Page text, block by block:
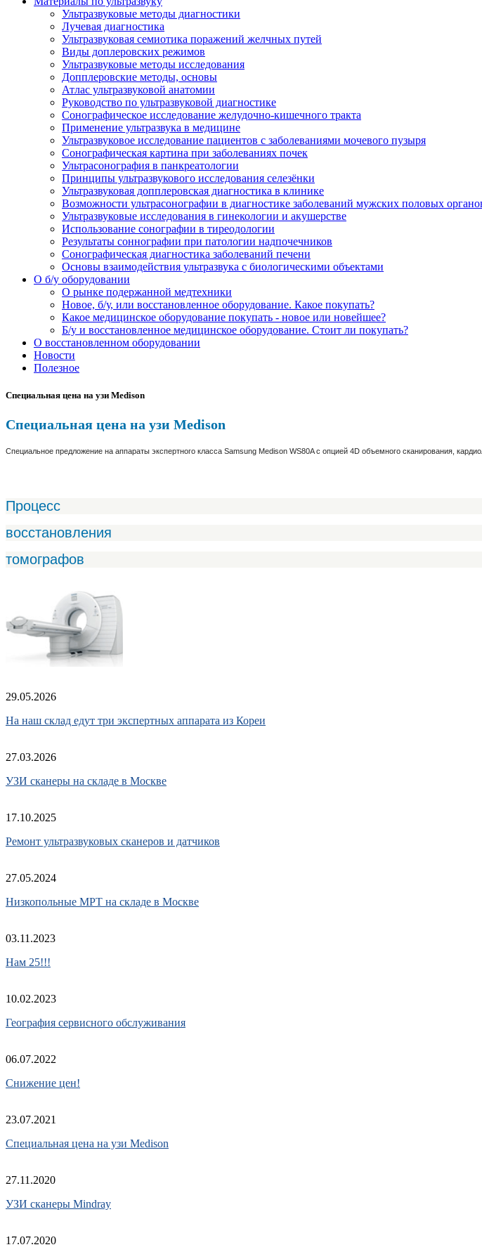
Ультразвуковые методы диагностики
Лучевая диагностика
Ультразвуковая семиотика поражений желчных путей
Виды доплеровских режимов
Ультразвуковые методы исследования
Допплеровские методы, основы
Атлас ультразвуковой анатомии
Руководство по ультразвуковой диагностике
Сонографическое исследование желудочно-кишечного тракта
Применение ультразвука в медицине
Ультразвуковое исследование пациентов с заболеваниями мочевого пузыря
Сонографическая картина при заболеваниях почек
Ультрасонография в панкреатологии
Принципы ультразвукового исследования селезёнки
Ультразвуковая допплеровская диагностика в клинике
Возможности ультрасонографии в диагностике заболеваний мужских половых
Ультразвуковые исследования в гинекологии и акушерстве
Использование сонографии в тиреодологии
Результаты соннографии при патологии надпочечников
Сонографическая диагностика заболеваний печени
Основы взаимодействия ультразвука с биологическими объектами
O б/у оборудовании
О рынке подержанной медтехники
Новое, б/у, или восстановленное оборудование. Какое покупать?
Какое медицинское оборудование покупать - новое или новейшее?
Б/у и восстановленное медицинское оборудование. Стоит ли покупать?
О восстановленном оборудовании
Новости
Полезное
Cпециальная цена на узи Medison
Cпециальная цена на узи Medison
Специальное предложение на аппараты экспертного класса Samsung Medison WS80A с опцией 4D объемного сканирования,
Процесс
восстановления
томографов
29.05.2026
На наш склад едут три экспертных аппарата из Кореи
27.03.2026
УЗИ сканеры на складе в Москве
17.10.2025
Ремонт ультразвуковых сканеров и датчиков
27.05.2024
Низкопольные МРТ на складе в Москве
03.11.2023
Нам 25!!!
10.02.2023
География сервисного обслуживания
06.07.2022
Снижение цен!
23.07.2021
Cпециальная цена на узи Medison
27.11.2020
УЗИ сканеры Mindray
17.07.2020